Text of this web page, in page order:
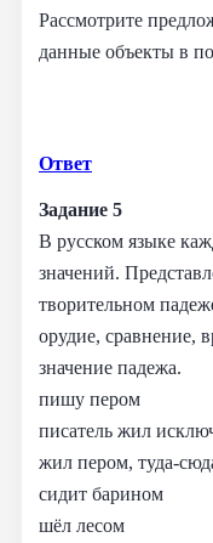
Рассмотрите
данные объекты в
Ответ
Задание 5
В русском языке
значений.
творительном
орудие, сравнение,
значение падежа.
пишу пером
писатель жил
жил пером, туда-
сидит барином
шёл лесом